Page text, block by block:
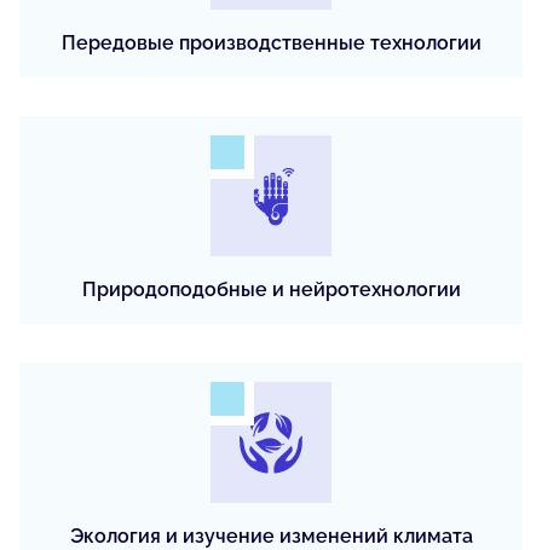
Передовые производственные технологии
Природоподобные и нейротехнологии
Экология и изучение изменений климата